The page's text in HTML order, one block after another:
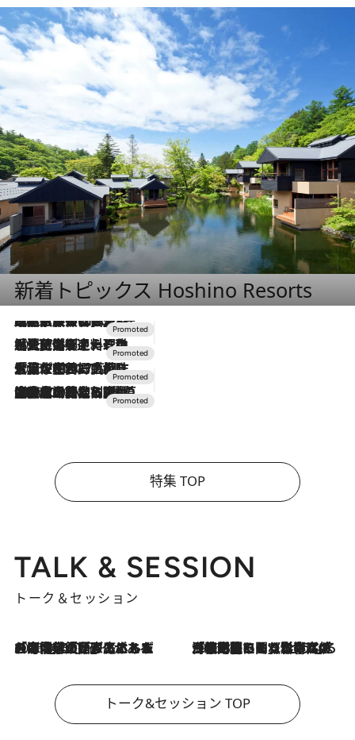
新着トピックス Hoshino Resorts
2026.7.31
【ホテル帰省】という選択肢をOMOが提案。家族とほどよい距離を保つには「昼は実家、夜は気兼ねなくホテルで！」
2026.7.24
【夏限定ディナーコース】旬を迎える稚鮎や花ズッキーニなどをイタリア・トスカーナの郷土料理の手法で満喫！
2026.7.17
「土佐和ハーブかき氷」がOMO7高知に登場！生姜、山椒、大葉など目にも舌にも涼を呼ぶ郷土の味
2026.7.10
NEW OPEN！【界 草津】名湯の地に誕生。趣の異なる2種の温泉と上州ならではの会席・蕎麦割烹など美食を味わう究極の癒やし旅
特集 TOP
TALK & SESSION
トーク＆セッション
2026.8.3
「今後値上げがあるとすれば…」「リスクがあるのは今年の冬」エネルギー専門家が語る、ホルムズ海峡封鎖が家庭にもたらす“ある心配” 2026.8.3
「住宅建てられない…」「サーチャージ料の高値が続いている」ホルムズ海峡封鎖による影響はいつまで続く？《エネルギー専門家に聞く“どうなる日本の暮らし”》
トーク&セッション TOP